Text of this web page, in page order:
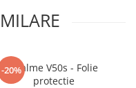
flexibil.
caNU SE
cioburi
-20%
Realme V50s - Folie
protectie